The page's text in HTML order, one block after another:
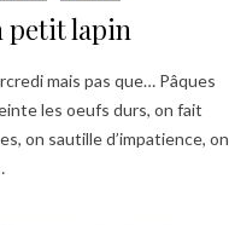
petit lapin
mais pas que… Pâques
les oeufs durs, on fait
on sautille d’impatience, on